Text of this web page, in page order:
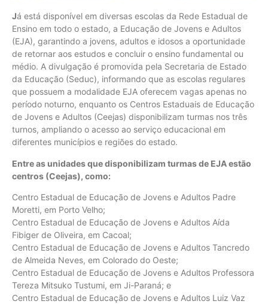
Já está disponível em diversas escolas da Rede Estadual de
Ensino em todo o estado, a Educação de Jovens e Adultos
(EJA), garantindo a jovens, adultos e idosos a oportunidade
de retornar aos estudos e concluir o ensino fundamental ou
médio. A divulgação é promovida pela Secretaria de Estado
da Educação (Seduc), informando que as escolas regulares
que possuem a modalidade EJA oferecem vagas apenas no
período noturno, enquanto os Centros Estaduais de Educação
de Jovens e Adultos (Ceejas) disponibilizam turmas nos três
turnos, ampliando o acesso ao serviço educacional em
diferentes municípios e regiões do estado.
Entre as unidades que disponibilizam turmas de EJA estão
centros (Ceejas), como:
Centro Estadual de Educação de Jovens e Adultos Padre
Moretti, em Porto Velho;
Centro Estadual de Educação de Jovens e Adultos Aída
Fibiger de Oliveira, em Cacoal;
Centro Estadual de Educação de Jovens e Adultos Tancredo
de Almeida Neves, em Colorado do Oeste;
Centro Estadual de Educação de Jovens e Adultos Professora
Tereza Mitsuko Tustumi, em Ji-Paraná; e
Centro Estadual de Educação de Jovens e Adultos Luiz Vaz